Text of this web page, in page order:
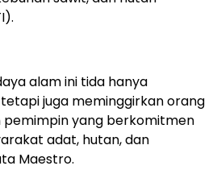
alam ini tida hanya
juga meminggirkan orang
pemimpin yang berkomitmen
adat, hutan, dan
Maestro.